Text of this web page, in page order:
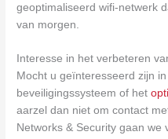
geoptimaliseerd wifi-netwerk
van morgen.
Interesse in het verbeteren
Mocht u geïnteresseerd zijn
beveiligingssysteem of het
aarzel dan niet om contact
Networks & Security gaan